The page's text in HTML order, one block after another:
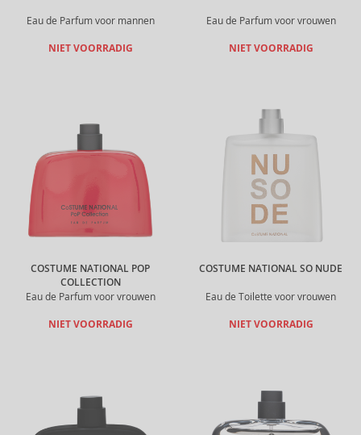
Eau de Parfum voor mannen
NIET VOORRADIG
Eau de Parfum voor vrouwen
NIET VOORRADIG
COSTUME NATIONAL POP
COLLECTION
Eau de Parfum voor vrouwen
NIET VOORRADIG
COSTUME NATIONAL SO NUDE
Eau de Toilette voor vrouwen
NIET VOORRADIG